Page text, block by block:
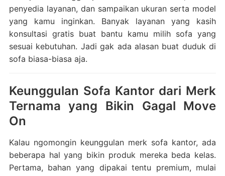
penyedia layanan, dan sampaikan ukuran serta model
yang kamu inginkan. Banyak layanan yang kasih
konsultasi gratis buat bantu kamu milih sofa yang
sesuai kebutuhan. Jadi gak ada alasan buat duduk di
sofa biasa-biasa aja.
Keunggulan Sofa Kantor dari Merk
Ternama yang Bikin Gagal Move
On
Kalau ngomongin keunggulan merk sofa kantor, ada
beberapa hal yang bikin produk mereka beda kelas.
Pertama, bahan yang dipakai tentu premium, mulai